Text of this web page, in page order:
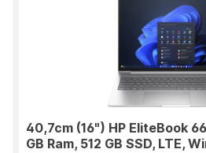
40,7cm (16") HP EliteBook
GB Ram, 512 GB SSD, LTE,